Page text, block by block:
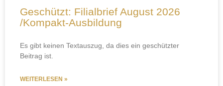
Geschützt: Filialbrief August 2026
/Kompakt-Ausbildung
Es gibt keinen Textauszug, da dies ein geschützter
Beitrag ist.
WEITERLESEN »